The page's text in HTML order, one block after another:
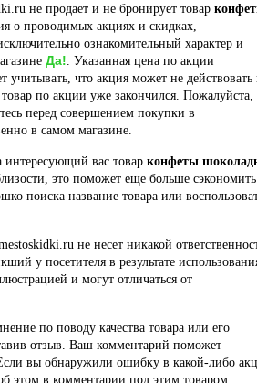
не продает и не бронирует товар
о проводимых акциях и скидках,
ознакомительный характер и
Да!. Указанная цена по акции
учитывать, что акция может не действовать
по акции уже закончился. Пожалуйста,
перед совершением покупки в
в самом магазине.
интересующий вас товар конфеты
это поможет еще больше сэкономить
поиска название товара или
не несет никакой
у посетителя в результате
и могут отличаться от
по поводу качества товара или его
отзыв. Ваш комментарий поможет
вы обнаружили ошибку в какой-либо
этом в комментарии под этим товаром.